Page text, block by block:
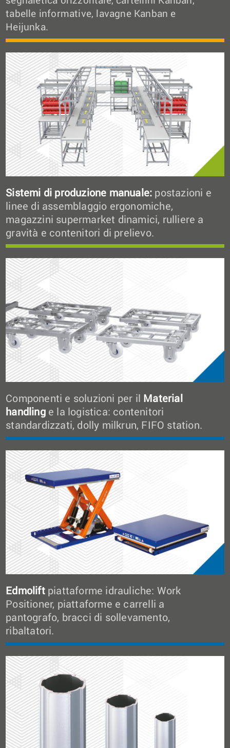
tabelle informative, lavagne Kanban e
Heijunka.
Sistemi di produzione manuale: postazioni e
linee di assemblaggio ergonomiche,
magazzini supermarket dinamici, rulliere a
gravità e contenitori di prelievo.
Componenti e soluzioni per il Material
handlinge la logistica: contenitori
standardizzati, dolly milkrun, FIFO station.
Edmoliftpiattaforme idrauliche: Work
Positioner, piattaforme e carrelli a
pantografo, bracci di sollevamento,
ribaltatori.